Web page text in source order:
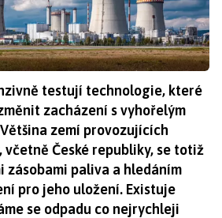
testují technologie, které
zacházení s vyhořelým
zemí provozujících
České republiky, se totiž
zásobami paliva a hledáním
pro jeho uložení. Existuje
se odpadu co nejrychleji